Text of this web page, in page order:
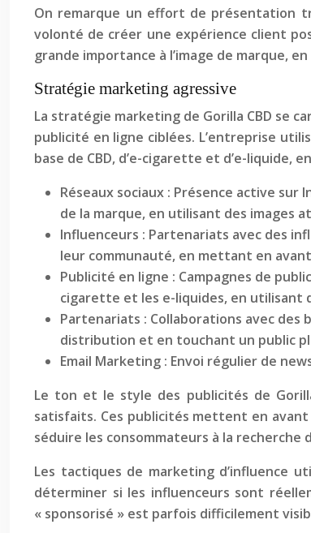
On remarque un effort de présentation
volonté de créer une expérience client
grande importance à l’image de marque,
Stratégie marketing agressive
La stratégie marketing de Gorilla CBD se
publicité en ligne ciblées. L’entreprise
base de CBD, d’e-cigarette et d’e-liquide,
Réseaux sociaux : Présence active
de la marque, en utilisant des images
Influenceurs : Partenariats avec des
leur communauté, en mettant en
Publicité en ligne : Campagnes de
cigarette et les e-liquides, en utilisant
Partenariats : Collaborations avec des
distribution et en touchant un public
Email Marketing : Envoi régulier de
Le ton et le style des publicités de
satisfaits. Ces publicités mettent en
séduire les consommateurs à la
Les tactiques de marketing d’influence
déterminer si les influenceurs sont
« sponsorisé » est parfois difficilement